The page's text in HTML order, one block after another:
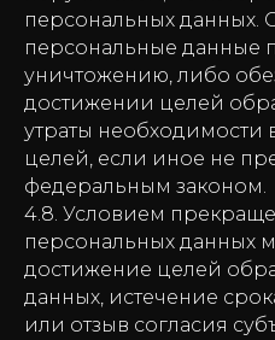
персональных данных.
персональные данные
уничтожению, либо
достижении целей
утраты необходимости
целей, если иное не
федеральным законом.
4.8. Условием
персональных данных
достижение целей
данных, истечение
или отзыв согласия